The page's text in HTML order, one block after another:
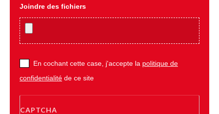
Joindre des fichiers
En cochant cette case, j'accepte la politique de
confidentialité de ce site
CAPTCHA